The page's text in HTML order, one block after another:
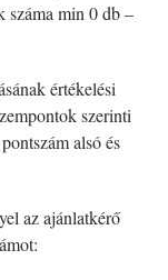
száma min 0 db –
értékelési
szerinti
alsó és
az ajánlatkérő